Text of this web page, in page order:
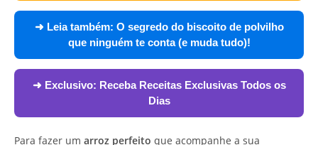
➜ Leia também: O segredo do biscoito de polvilho
que ninguém te conta (e muda tudo)!
➜ Exclusivo: Receba Receitas Exclusivas Todos os
Dias
Para fazer um arroz perfeito que acompanhe a sua